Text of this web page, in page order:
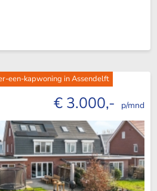
een-kapwoning in Assendelft
€ 3.000,- p/mnd